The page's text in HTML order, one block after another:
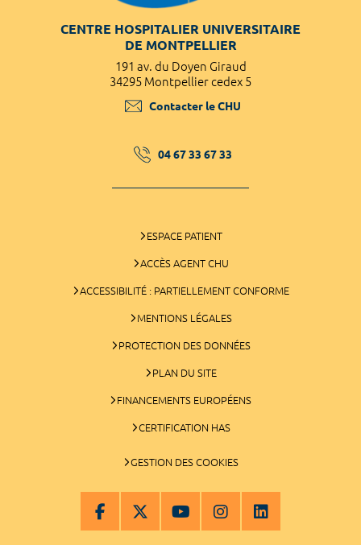
CENTRE HOSPITALIER UNIVERSITAIRE
DE MONTPELLIER
191 av. du Doyen Giraud
34295 Montpellier cedex 5
Contacter le CHU
04 67 33 67 33
ESPACE PATIENT
ACCÈS AGENT CHU
ACCESSIBILITÉ : PARTIELLEMENT CONFORME
MENTIONS LÉGALES
PROTECTION DES DONNÉES
PLAN DU SITE
FINANCEMENTS EUROPÉENS
CERTIFICATION HAS
GESTION DES COOKIES